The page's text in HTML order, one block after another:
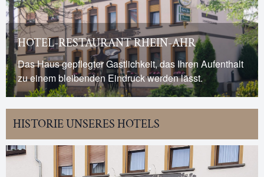
HOTEL-RESTAURANT RHEIN-AHR
Das Haus gepflegter Gastlichkeit, das Ihren Aufenthalt
zu einem bleibenden Eindruck werden lässt.
HISTORIE UNSERES HOTELS